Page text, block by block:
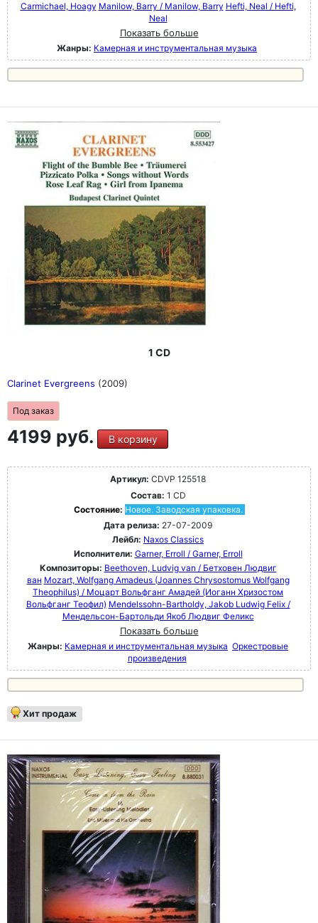
Carmichael, Hoagy Manilow, Barry / Manilow, Barry Hefti, Neal / Hefti,
Neal
Показать больше
Жанры: Камерная и инструментальная музыка
1 CD
Clarinet Evergreens (2009)
Под заказ
4199 руб. В корзину
Артикул: CDVP 125518
Состав: 1 CD
Состояние: Новое. Заводская упаковка.
Дата релиза: 27-07-2009
Лейбл: Naxos Classics
Исполнители: Garner, Erroll / Garner, Erroll
Композиторы: Beethoven, Ludvig van / Бетховен Людвиг
ван Mozart, Wolfgang Amadeus (Joannes Chrysostomus Wolfgang
Theophilus) / Моцарт Вольфганг Амадей (Иоганн Хризостом
Вольфганг Теофил) Mendelssohn-Bartholdy, Jakob Ludwig Felix /
Мендельсон-Бартольди Якоб Людвиг Феликс
Показать больше
Жанры: Камерная и инструментальная музыка Оркестровые
произведения
Хит продаж